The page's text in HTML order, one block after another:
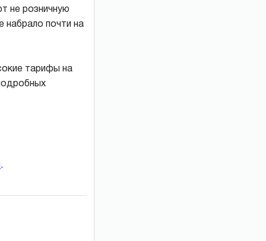
не розничную
набрало почти на
тарифы на
.